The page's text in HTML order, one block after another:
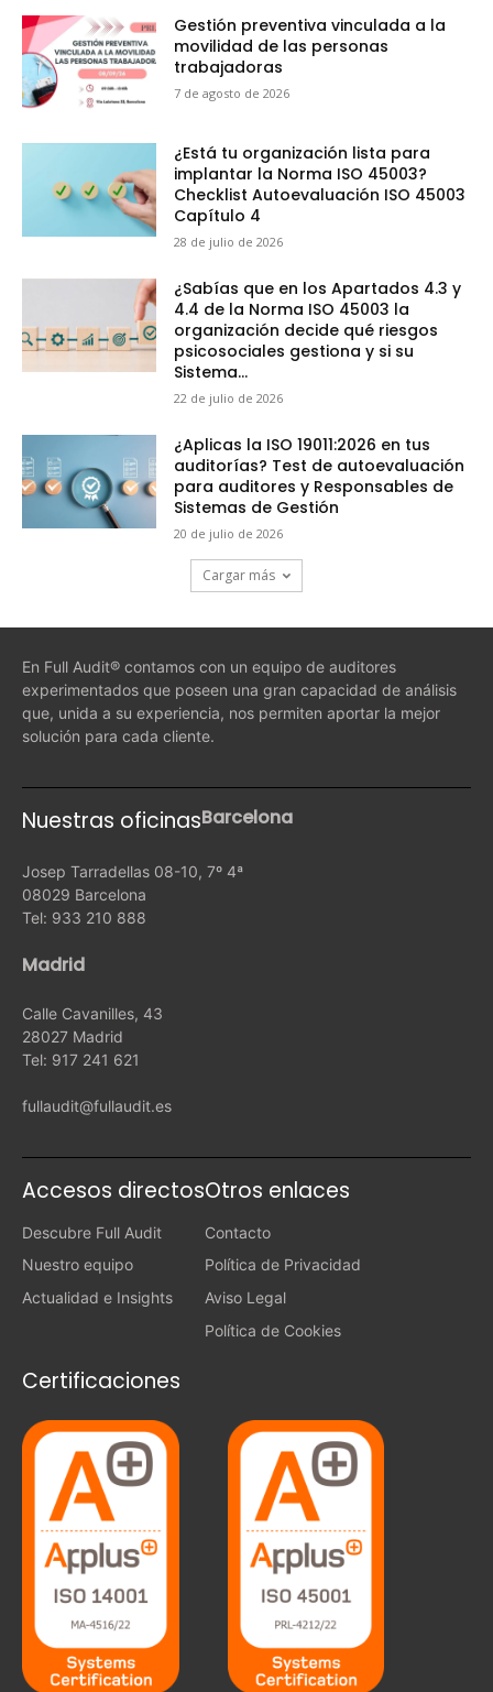
Gestión preventiva vinculada a la
movilidad de las personas
trabajadoras
7 de agosto de 2026
¿Está tu organización lista para
implantar la Norma ISO 45003?
Checklist Autoevaluación ISO 45003
Capítulo 4
28 de julio de 2026
¿Sabías que en los Apartados 4.3 y
4.4 de la Norma ISO 45003 la
organización decide qué riesgos
psicosociales gestiona y si su
Sistema...
22 de julio de 2026
¿Aplicas la ISO 19011:2026 en tus
auditorías? Test de autoevaluación
para auditores y Responsables de
Sistemas de Gestión
20 de julio de 2026
Cargar más
En Full Audit® contamos con un equipo de auditores
experimentados que poseen una gran capacidad de análisis
que, unida a su experiencia, nos permiten aportar la mejor
solución para cada cliente.
Nuestras oficinasBarcelona
Josep Tarradellas 08-10, 7º 4ª
08029 Barcelona
Tel: 933 210 888
Madrid
Calle Cavanilles, 43
28027 Madrid
Tel: 917 241 621
fullaudit@fullaudit.es
Accesos directos
Descubre Full Audit
Nuestro equipo
Actualidad e Insights
Otros enlaces
Contacto
Política de Privacidad
Aviso Legal
Política de Cookies
Certificaciones